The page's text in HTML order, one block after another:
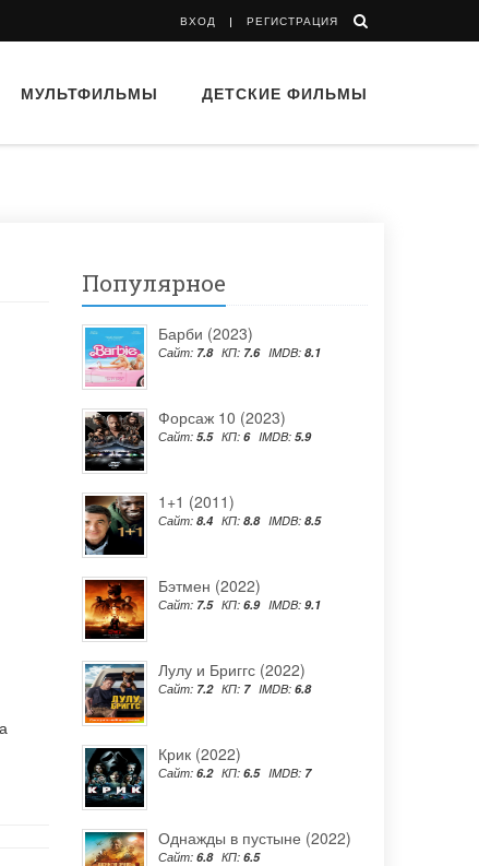
ВХОД РЕГИСТРАЦИЯ
МУЛЬТФИЛЬМЫ ДЕТСКИЕ ФИЛЬМЫ
Популярное
Барби (2023)
Сайт: 7.8 КП: 7.6 IMDB: 8.1
Форсаж 10 (2023)
Сайт: 5.5 КП: 6 IMDB: 5.9
1+1 (2011)
Сайт: 8.4 КП: 8.8 IMDB: 8.5
Бэтмен (2022)
Сайт: 7.5 КП: 6.9 IMDB: 9.1
Лулу и Бриггс (2022)
Сайт: 7.2 КП: 7 IMDB: 6.8
Крик (2022)
Сайт: 6.2 КП: 6.5 IMDB: 7
Однажды в пустыне (2022)
Сайт: 6.8 КП: 6.5